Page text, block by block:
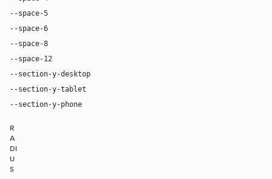
--space-5
--space-6
--space-8
--space-12
--section-y-desktop
--section-y-tablet
--section-y-phone
R
A
DI
U
S